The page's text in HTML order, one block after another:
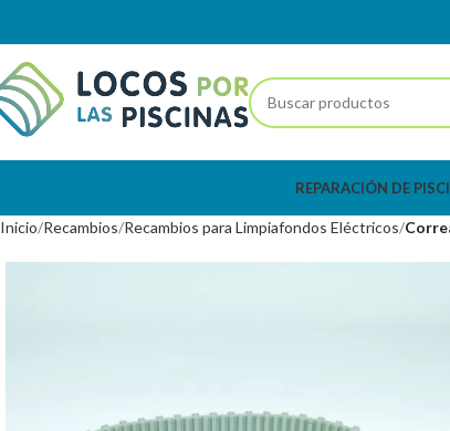
REPARACIÓN DE
Inicio Recambios Recambios para Limpiafondos Eléctricos